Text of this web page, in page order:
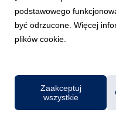
3 czerwca 2026
Jak odróżnić rzetelną
mitu? Dlaczego media
w której błędne
podstawowego
być odrzucone. Więcej
plików cookie.
Zaakceptuj
wszystkie